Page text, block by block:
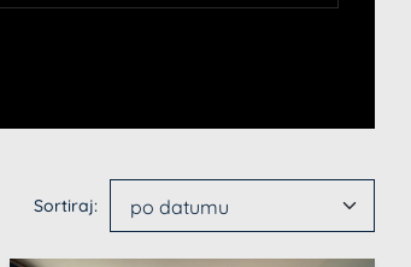
Sortiraj: po datumu